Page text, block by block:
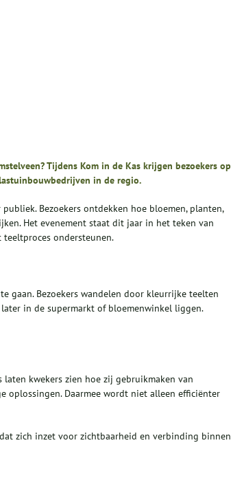
Tijdens Kom in de Kas krijgen bezoekers op
in de regio.
Bezoekers ontdekken hoe bloemen, planten,
Het evenement staat dit jaar in het teken van
ondersteunen.
gaan. Bezoekers wandelen door kleurrijke teelten
in de supermarkt of bloemenwinkel liggen.
kwekers zien hoe zij gebruikmaken van
oplossingen. Daarmee wordt niet alleen efficiënter
zich inzet voor zichtbaarheid en verbinding binnen